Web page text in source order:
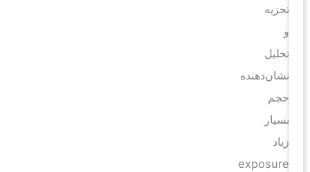
تجزیه
تحلیل
نشان‌دهنده
حجم
بسیار
زیاد
exposure